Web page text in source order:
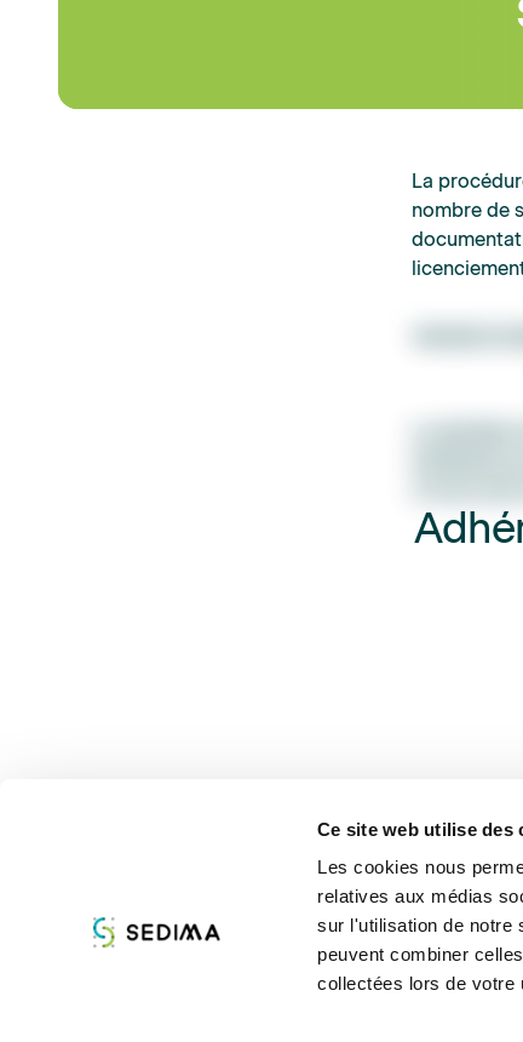
Ce site web utilise des
Les cookies nous
relatives aux médias
sur l'utilisation de notre
peuvent combiner
collectées lors de votre
La
nombre de
À propos